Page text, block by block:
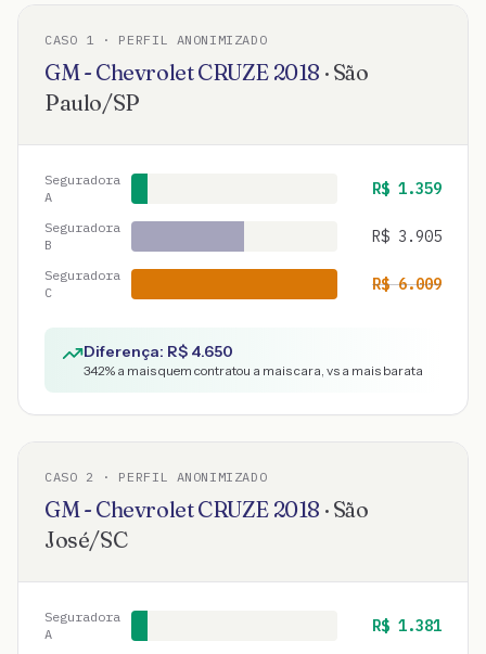
CASO 1 · PERFIL ANONIMIZADO
GM - ChevroletCRUZE 2018 · São
Paulo/SP
Seguradora
A
R$ 1.359
Seguradora
B
R$ 3.905
Seguradora
C
R$6.009
Diferença: R$ 4.650
342% a mais quem contratou a mais cara, vs a mais barata
CASO 2 · PERFIL ANONIMIZADO
GM - ChevroletCRUZE 2018 · São
José/SC
Seguradora
A
R$ 1.381